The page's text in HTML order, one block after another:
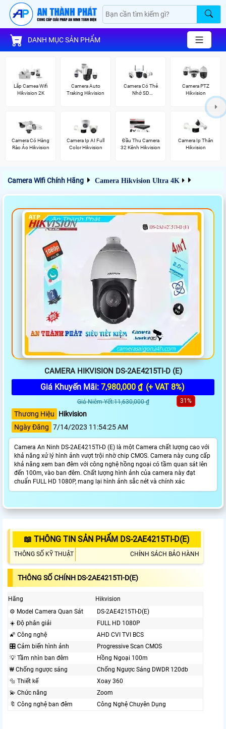
DANH MỤC SẢN PHẨM
Lắp Camea Wifi
Hikvision 2K
Camera Auto
Traking Hikvision
Camera Có Thẻ
Nhớ SD
Camera PTZ
Hikvision
Camera Có Hàng
Rào Ảo Hikvision
Camera Ip AI Full
Color Hikvision
Đầu Thu Camera
32 Kênh Hikvision
Camera Ip Thân
Hikvision
Camera Wifi Chính Hãng Camera Hikvision Ultra 4K
CAMERA HIKVISION DS-2AE4215TI-D (E)
Giá Khuyến Mãi: 7,980,000 ₫ (+ VAT 8%)
Giá Niêm Yết:11,630,000 ₫ 31%
Thương Hiệu
Hikvision
Ngày Đăng 7/14/2023 11:54:25 AM
Camera An Ninh DS-2AE4215TI-D (E) là một Camera chất lượng cao với
khả năng xử lý hình ảnh vượt trội nhờ chip CMOS. Camera này cung cấp
khả năng xem ban đêm với công nghệ hồng ngoại có tầm quan sát lên
đến 100m, vào ban đêm. Chất lượng hình ảnh của camera này đạt
chuẩn FULL HD 1080P, mang lại hình ảnh sắc nét và chính xác
📖 THÔNG TIN SẢN PHẨM DS-2AE4215TI-D(E)
THÔNG SỐ KỸ THUẬT CHÍNH SÁCH BẢO HÀNH
THÔNG SỐ CHÍNH DS-2AE4215TI-D(E)
Hãng
Hikvision
⚙ Model Camera Quan Sát
DS-2AE4215TI-D(E)
☀️ Độ phân giải
FULL HD 1080P
🌠 Công nghệ
AHD CVI TVI BCS
🎛 Cảm biến hình ảnh
Progressive Scan CMOS
💡 Tầm nhìn ban đêm
Hồng Ngoại 100m
₩ Chống ngược sáng
Chống Ngược Sáng DWDR 120db
🔩 Thiết kế
Xoay 360
💫 Chức năng
Zoom
🔖 Công nghệ ban đêm
Công Nghệ Chuyên Dụng